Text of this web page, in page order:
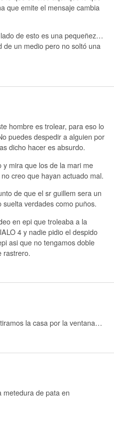
que emite el mensaje cambia
de esto es una pequeñez…
de un medio pero no soltó una
hombre es trolear, para eso lo
puedes despedir a alguien por
dicho hacer es absurdo.
y mira que los de la mari me
creo que hayan actuado mal.
de que el sr guillem sera un
verdades como puños.
en epi que troleaba a la
4 y nadie pidio el despido
asi que no tengamos doble
rastrero.
la casa por la ventana…
metedura de pata en